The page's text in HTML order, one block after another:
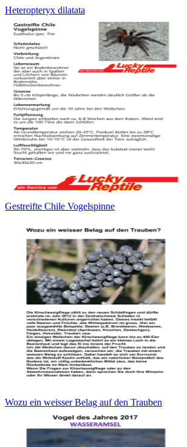
Heteropteryx dilatata
Gestreifte Chile Vogelspinne
Wozu ein weisser Belag auf den Trauben